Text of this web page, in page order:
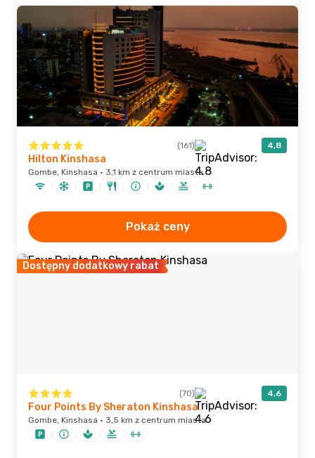
(161) 4,8
Hilton Kinshasa
Gombe, Kinshasa · 3,1 km z centrum miasta
Pokaż ceny
Dostępny dodatkowy rabat
(70) 4,6
Four Points By Sheraton Kinshasa
Gombe, Kinshasa · 3,5 km z centrum miasta